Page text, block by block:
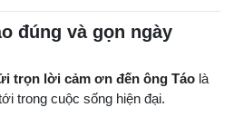
đúng và gọn ngày
trọn lời cảm ơn đến ông Táo là
trong cuộc sống hiện đại.